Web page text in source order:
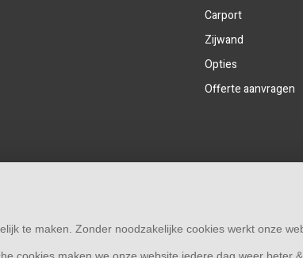
Carport
Zijwand
Opties
Offerte aanvragen
te maken. Zonder noodzakelijke cookies werkt onze